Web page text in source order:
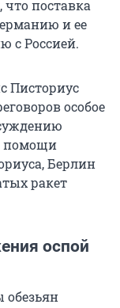
поставка
и ее
с Россией.
Писториус
особое
помощи
Берлин
ракет
оспой
обезьян